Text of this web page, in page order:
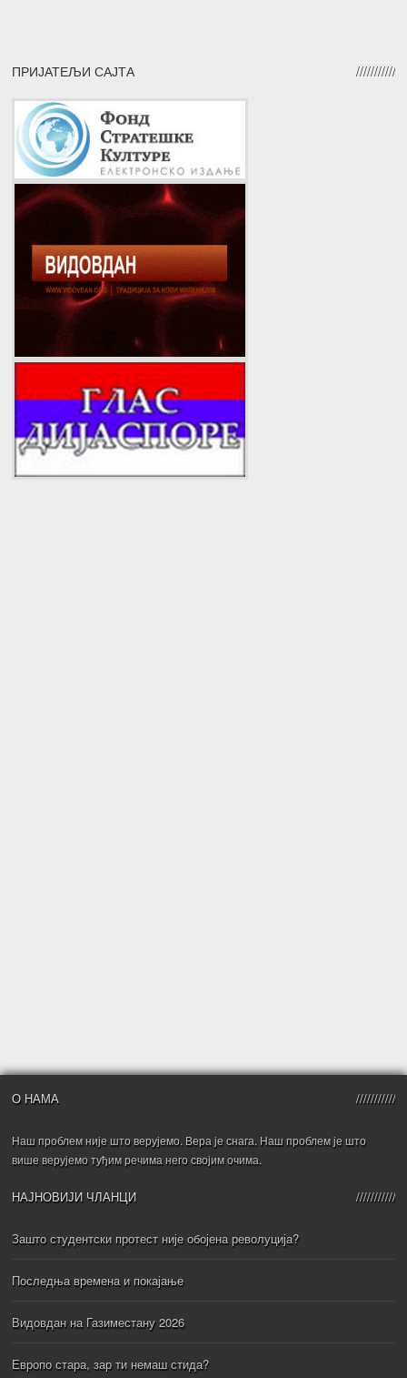
ПРИЈАТЕЉИ САЈТА
О НАМА
Наш проблем није што верујемо. Вера је снага. Наш проблем је што
више верујемо туђим речима него својим очима.
НАЈНОВИЈИ ЧЛАНЦИ
Зашто студентски протест није обојена револуција?
Последња времена и покајање
Видовдан на Газиместану 2026
Европо стара, зар ти немаш стида?